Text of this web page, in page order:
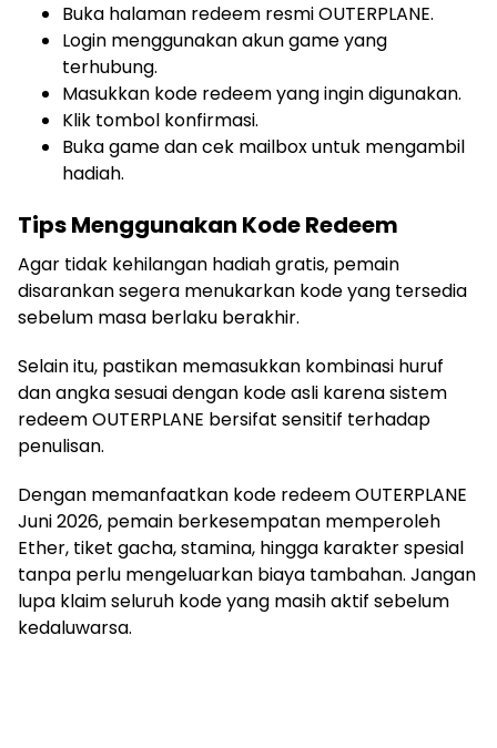
Buka halaman redeem resmi OUTERPLANE.
Login menggunakan akun game yang
terhubung.
Masukkan kode redeem yang ingin digunakan.
Klik tombol konfirmasi.
Buka game dan cek mailbox untuk mengambil
hadiah.
Tips Menggunakan Kode Redeem
Agar tidak kehilangan hadiah gratis, pemain
disarankan segera menukarkan kode yang tersedia
sebelum masa berlaku berakhir.
Selain itu, pastikan memasukkan kombinasi huruf
dan angka sesuai dengan kode asli karena sistem
redeem OUTERPLANE bersifat sensitif terhadap
penulisan.
Dengan memanfaatkan kode redeem OUTERPLANE
Juni 2026, pemain berkesempatan memperoleh
Ether, tiket gacha, stamina, hingga karakter spesial
tanpa perlu mengeluarkan biaya tambahan. Jangan
lupa klaim seluruh kode yang masih aktif sebelum
kedaluwarsa.